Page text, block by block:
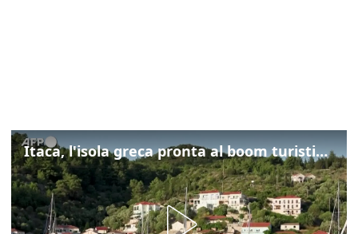
Itaca, l'isola greca pronta al boom turistico dopo il film "Odissea" di Nolan